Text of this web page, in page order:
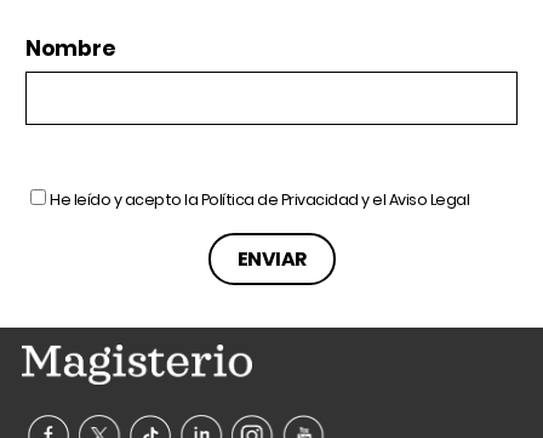
Nombre
He leído y acepto laPolítica de Privacidady elAviso Legal